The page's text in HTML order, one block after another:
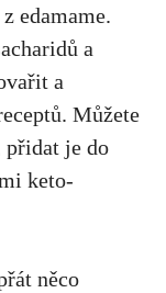
edamame.
⁢a
a
Můžete
přidat je do
keto-
něco